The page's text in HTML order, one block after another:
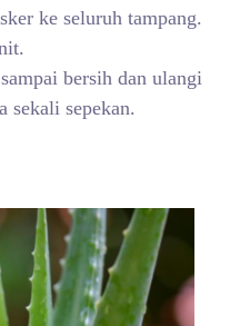
ke seluruh tampang.
bersih dan ulangi
sekali sepekan.